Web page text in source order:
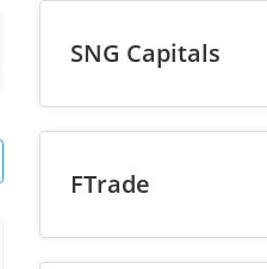
SNG Capitals
FTrade